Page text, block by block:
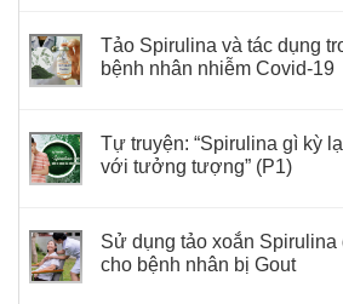
Tảo Spirulina và tác dụng
bệnh nhân nhiễm Covid-19
Tự truyện: “Spirulina gì kỳ
với tưởng tượng” (P1)
Sử dụng tảo xoắn Spirulina
cho bệnh nhân bị Gout